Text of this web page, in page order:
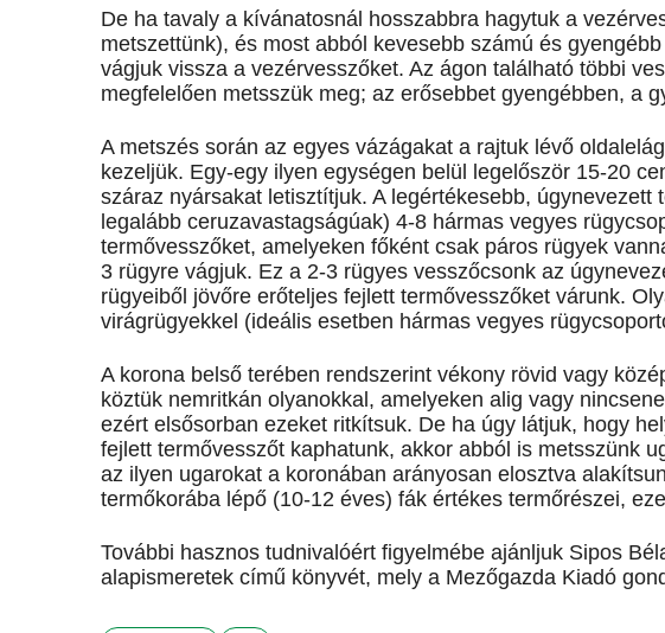
De ha tavaly a kívánatosnál hosszabbra hagytuk a
metszettünk), és most abból kevesebb számú és
vágjuk vissza a vezérvesszőket. Az ágon található többi
megfelelően metsszük meg; az erősebbet gyengébben, a
A metszés során az egyes vázágakat a rajtuk lévő
kezeljük. Egy-egy ilyen egységen belül legelőször 15-20
száraz nyársakat letisztítjuk. A legértékesebb,
legalább ceruzavastagságúak) 4-8 hármas vegyes
termővesszőket, amelyeken főként csak páros rügyek
3 rügyre vágjuk. Ez a 2-3 rügyes vesszőcsonk az
rügyeiből jövőre erőteljes fejlett termővesszőket várunk.
virágrügyekkel (ideális esetben hármas vegyes
A korona belső terében rendszerint vékony rövid vagy
köztük nemritkán olyanokkal, amelyeken alig vagy
ezért elsősorban ezeket ritkítsuk. De ha úgy látjuk, hogy
fejlett termővesszőt kaphatunk, akkor abból is metsszünk
az ilyen ugarokat a koronában arányosan elosztva
termőkorába lépő (10-12 éves) fák értékes termőrészei,
További hasznos tudnivalóért figyelmébe ajánljuk Sipos
alapismeretek című könyvét, mely a Mezőgazda Kiadó